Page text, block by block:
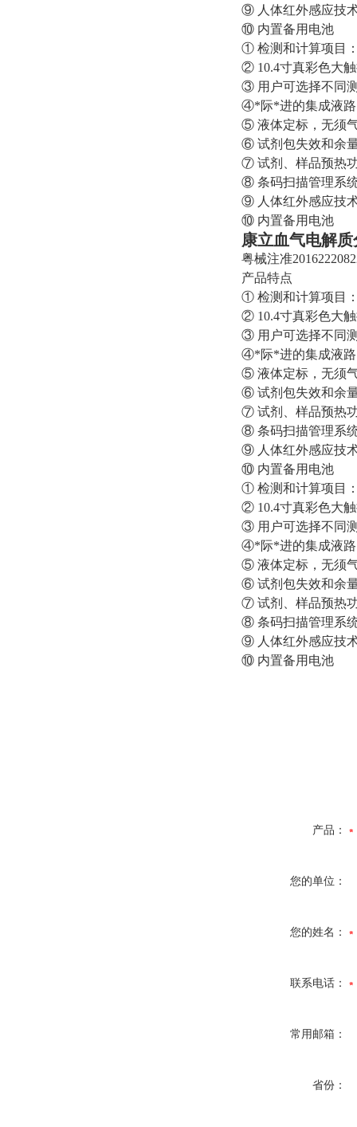
⑨ 人体红外感应技
⑩ 内置备用电池
① 检测和计算项目
② 10.4寸真彩色大
③ 用户可选择不同
④*际*进的集成液路
⑤ 液体定标，无须
⑥ 试剂包失效和余
⑦ 试剂、样品预热
⑧ 条码扫描管理系
⑨ 人体红外感应技
⑩ 内置备用电池
康立血气电解
粤械注准
产品特点
① 检测和计算项目
② 10.4寸真彩色大
③ 用户可选择不同
④*际*进的集成液路
⑤ 液体定标，无须
⑥ 试剂包失效和余
⑦ 试剂、样品预热
⑧ 条码扫描管理系
⑨ 人体红外感应技
⑩ 内置备用电池
① 检测和计算项目
② 10.4寸真彩色大
③ 用户可选择不同
④*际*进的集成液路
⑤ 液体定标，无须
⑥ 试剂包失效和余
⑦ 试剂、样品预热
⑧ 条码扫描管理系
⑨ 人体红外感应技
⑩ 内置备用电池
产品：
您的单位：
您的姓名：
联系电话：
常用邮箱：
省份：